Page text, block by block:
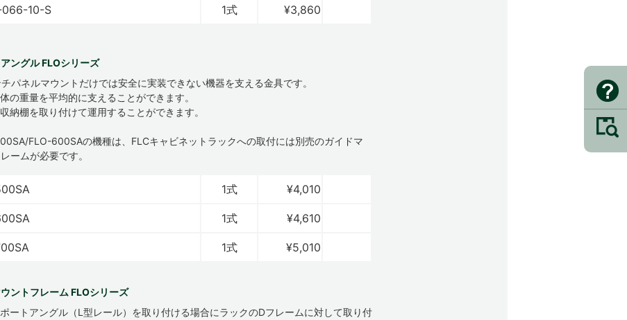
066-10-S 1式 ¥3,860
ングル FLOシリーズ
パネルマウントだけでは安全に実装できない機器を支える金具です。
の重量を平均的に支えることができます。
納棚を取り付けて運用することができます。
FLO-600SAの機種は、FLCキャビネットラックへの取付には別売のガイドマ
ームが必要です。
1式 ¥4,010
1式 ¥4,610
1式 ¥5,010
ントフレーム FLOシリーズ
ートアングル（L型レール）を取り付ける場合にラックのDフレームに対して取り付